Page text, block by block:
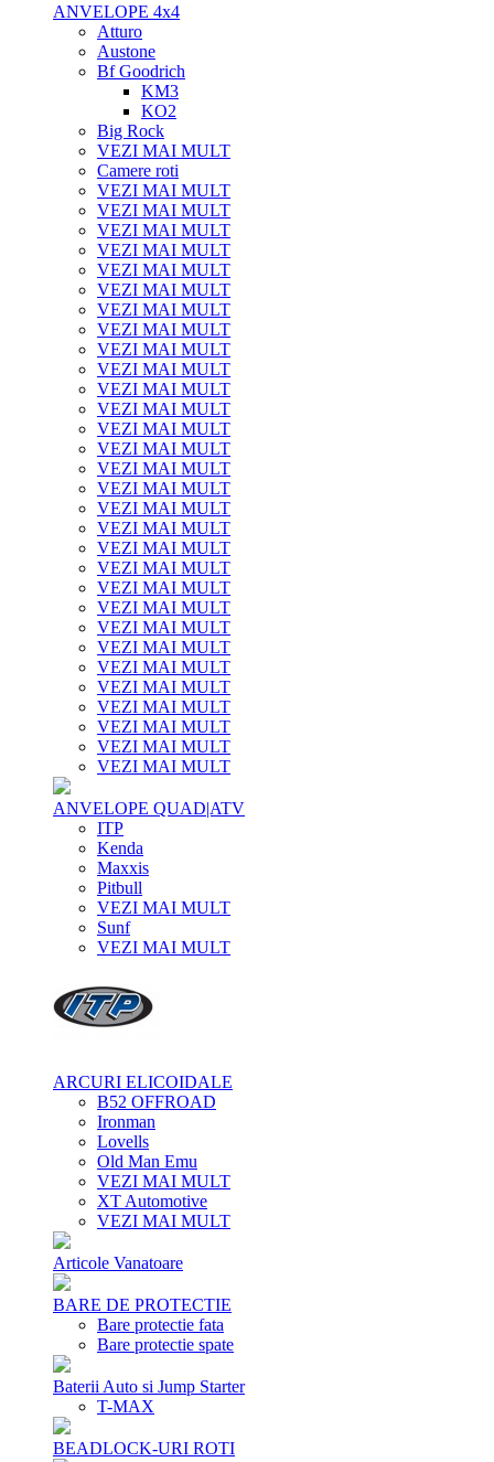
ANVELOPE 4x4
Atturo
Austone
Bf Goodrich
KM3
KO2
Big Rock
VEZI MAI MULT
Camere roti
VEZI MAI MULT
VEZI MAI MULT
VEZI MAI MULT
VEZI MAI MULT
VEZI MAI MULT
VEZI MAI MULT
VEZI MAI MULT
VEZI MAI MULT
VEZI MAI MULT
VEZI MAI MULT
VEZI MAI MULT
VEZI MAI MULT
VEZI MAI MULT
VEZI MAI MULT
VEZI MAI MULT
VEZI MAI MULT
VEZI MAI MULT
VEZI MAI MULT
VEZI MAI MULT
VEZI MAI MULT
VEZI MAI MULT
VEZI MAI MULT
VEZI MAI MULT
VEZI MAI MULT
VEZI MAI MULT
VEZI MAI MULT
VEZI MAI MULT
VEZI MAI MULT
VEZI MAI MULT
VEZI MAI MULT
ANVELOPE QUAD|ATV
ITP
Kenda
Maxxis
Pitbull
VEZI MAI MULT
Sunf
VEZI MAI MULT
ARCURI ELICOIDALE
B52 OFFROAD
Ironman
Lovells
Old Man Emu
VEZI MAI MULT
XT Automotive
VEZI MAI MULT
Articole Vanatoare
BARE DE PROTECTIE
Bare protectie fata
Bare protectie spate
Baterii Auto si Jump Starter
T-MAX
BEADLOCK-URI ROTI